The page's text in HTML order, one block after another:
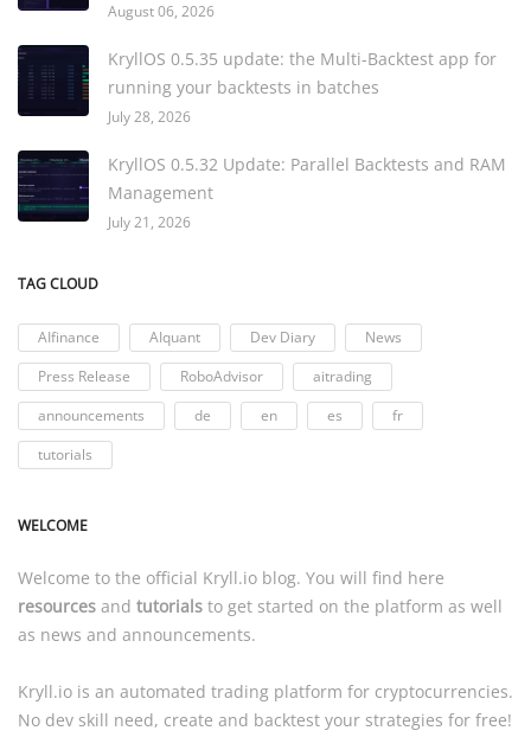
August 06, 2026
KryllOS 0.5.35 update: the Multi-Backtest app for
running your backtests in batches
July 28, 2026
KryllOS 0.5.32 Update: Parallel Backtests and RAM
Management
July 21, 2026
TAG CLOUD
AIfinance AIquant Dev Diary
News
Press Release
RoboAdvisor
aitrading
announcements
de en es
fr
tutorials
WELCOME
Welcome to the official Kryll.io blog. You will find here
resources and tutorials to get started on the platform as well
as news and announcements.
Kryll.io is an automated trading platform for cryptocurrencies.
No dev skill need, create and backtest your strategies for free!